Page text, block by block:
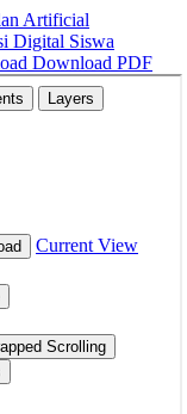
Artificial
Digital Siswa
Download PDF